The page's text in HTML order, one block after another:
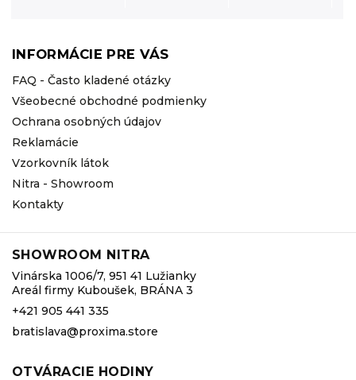
INFORMÁCIE PRE VÁS
FAQ - Často kladené otázky
Všeobecné obchodné podmienky
Ochrana osobných údajov
Reklamácie
Vzorkovník látok
Nitra - Showroom
Kontakty
SHOWROOM NITRA
Vinárska 1006/7, 951 41 Lužianky
Areál firmy Kuboušek, BRÁNA 3
+421 905 441 335
bratislava@proxima.store
OTVÁRACIE HODINY